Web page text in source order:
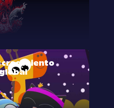
crecimiento